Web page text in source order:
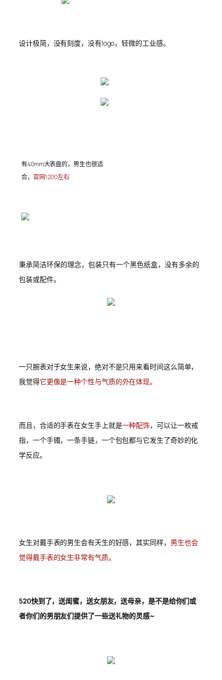
设计极简，没有刻度，没有logo，轻微的工业感。
有40mm大表盘的，男生也很适
合， 官网1200左右
秉承简洁环保的理念，包装只有一个黑色纸盒，没有多余的
包装或配件。
一只腕表对于女生来说，绝对不是只用来看时间这么简单，
我觉得它更像是一种个性与气质的外在体现。
而且，合适的手表在女生手上就是一种配饰，可以让一枚戒
指，一个手镯，一条手链，一个包包都与它发生了奇妙的化
学反应。
女生对戴手表的男生会有天生的好感，其实同样， 男生也会
觉得戴手表的女生非常有气质。
520快到了，送闺蜜，送女朋友，送母亲，是不是给你们或
者你们的男朋友们提供了一些送礼物的灵感~